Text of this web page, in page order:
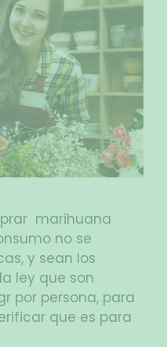
marihuana
no se
y sean los
ley que son
por persona, para
que es para